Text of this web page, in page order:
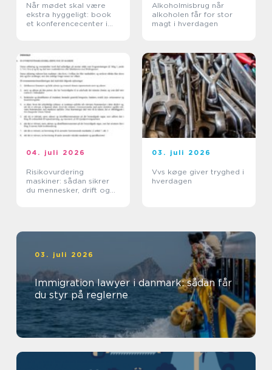
Når mødet skal være
ekstra hyggeligt: book
et konferencecenter i
Alkoholmisbrug når
alkoholen får for stor
magt i hverdagen
04. juli 2026
Risikovurdering
maskiner: sådan sikrer
du mennesker, drift og
03. juli 2026
Vvs køge giver tryghed i
hverdagen
03. juli 2026
Immigration lawyer i danmark: sådan får
du styr på reglerne